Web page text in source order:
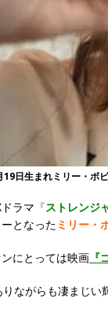
日生まれミリー・ボ
ラマ 『ストレンジ
となった ミリー・
にとっては映画 『
りながらも凄まじい